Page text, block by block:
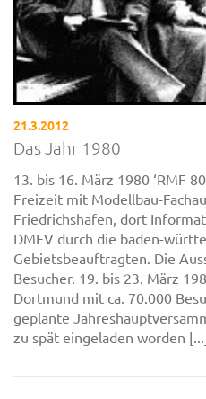
21.3.2012
Das Jahr 1980
13. bis 16. März 1980 ‘RMF
Freizeit mit Modellbau-
Friedrichshafen, dort
DMFV durch die baden-
Gebietsbeauftragten. Die
Besucher. 19. bis 23. März
Dortmund mit ca. 70.000
geplante
zu spät eingeladen worden